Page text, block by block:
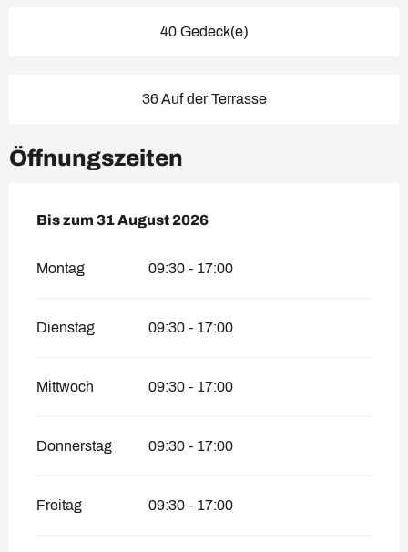
40 Gedeck(e)
36 Auf der Terrasse
Öffnungszeiten
vom30 Juni 2026bis zum
Bis zum 31 August 2026
Montag 09:30 - 17:00
Dienstag 09:30 - 17:00
Mittwoch 09:30 - 17:00
Donnerstag 09:30 - 17:00
Freitag 09:30 - 17:00